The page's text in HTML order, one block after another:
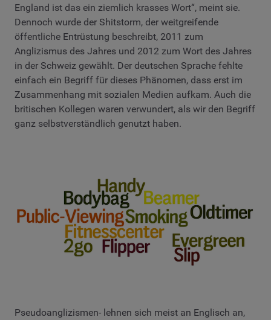
England ist das ein ziemlich krasses Wort“, meint sie.
Dennoch wurde der Shitstorm, der weitgreifende
öffentliche Entrüstung beschreibt, 2011 zum
Anglizismus des Jahres und 2012 zum Wort des Jahres
in der Schweiz gewählt. Der deutschen Sprache fehlte
einfach ein Begriff für dieses Phänomen, dass erst im
Zusammenhang mit sozialen Medien aufkam. Auch die
britischen Kollegen waren verwundert, als wir den Begriff
ganz selbstverständlich genutzt haben.
Pseudoanglizismen- lehnen sich meist an Englisch an,